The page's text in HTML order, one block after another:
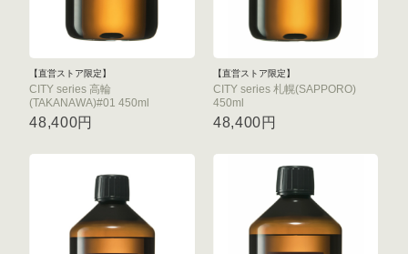
【直営ストア限定】
CITY series 高輪
(TAKANAWA)#01 450ml
48,400円
【直営ストア限定】
CITY series 札幌(SAPPORO)
450ml
48,400円